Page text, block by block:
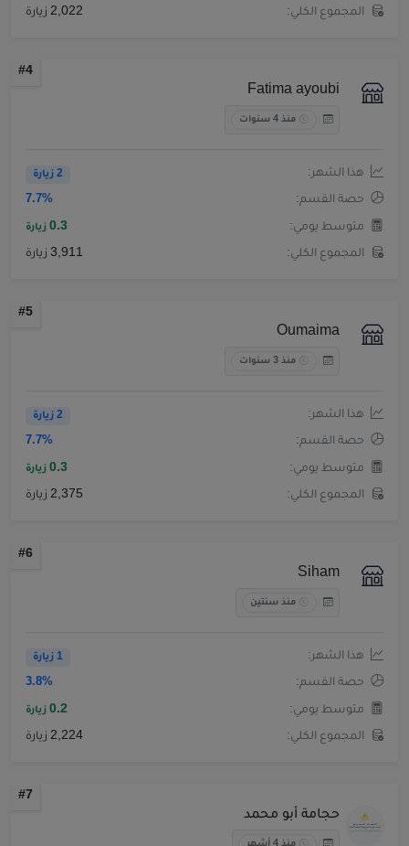
المجموع الكلي: 2,022 زيارة
#4
Fatima ayoubi
منذ 4 سنوات
هذا الشهر: 2 زيارة
حصة القسم: 7.7%
متوسط يومي: 0.3 زيارة
المجموع الكلي: 3,911 زيارة
#5
Oumaima
منذ 3 سنوات
هذا الشهر: 2 زيارة
حصة القسم: 7.7%
متوسط يومي: 0.3 زيارة
المجموع الكلي: 2,375 زيارة
#6
Siham
منذ سنتين
هذا الشهر: 1 زيارة
حصة القسم: 3.8%
متوسط يومي: 0.2 زيارة
المجموع الكلي: 2,224 زيارة
#7
حجامة أبو محمد